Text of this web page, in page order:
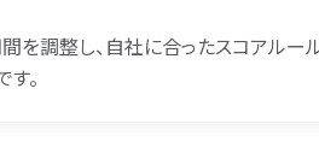
を調整し、自社に合ったスコアルー
。